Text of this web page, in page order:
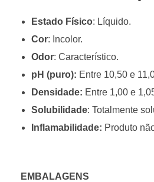
Estado Físico: Líquido.
Cor: Incolor.
Odor: Característico.
pH (puro): Entre 10,50 e
Densidade: Entre 1,00 e
Solubilidade: Totalmente
Inflamabilidade: Produto
EMBALAGENS